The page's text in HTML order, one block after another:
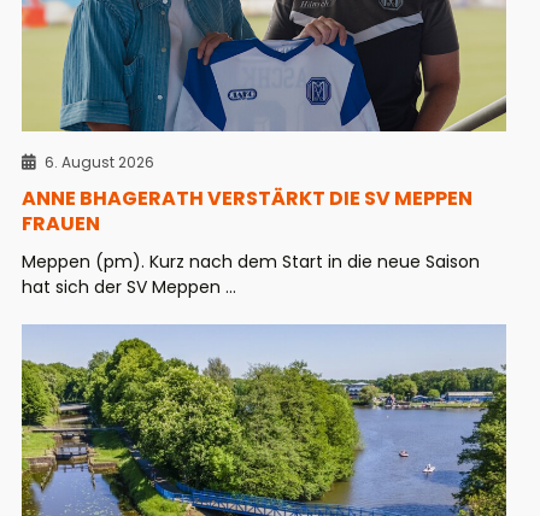
6. August 2026
ANNE BHAGERATH VERSTÄRKT DIE SV MEPPEN
FRAUEN
Meppen (pm). Kurz nach dem Start in die neue Saison
hat sich der SV Meppen ...